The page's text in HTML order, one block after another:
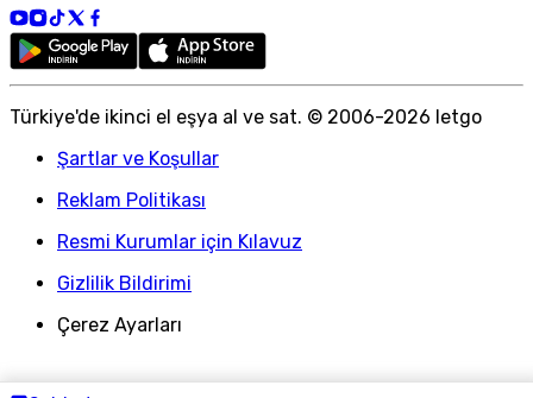
Türkiye'de ikinci el eşya al ve sat. © 2006-2026 letgo
Şartlar ve Koşullar
Reklam Politikası
Resmi Kurumlar için Kılavuz
Gizlilik Bildirimi
Çerez Ayarları